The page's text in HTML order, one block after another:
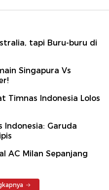
tapi Buru-buru di
Singapura Vs
Timnas Indonesia Lolos
Indonesia: Garuda
AC Milan Sepanjang